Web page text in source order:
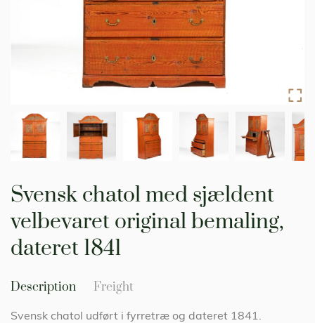
Svensk chatol med sjældent
velbevaret original bemaling,
dateret 1841
Description
Svensk chatol udført i fyrretræ og dateret 1841.
Freight
the
beginning
of
the
images